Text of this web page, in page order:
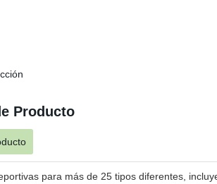
Producto
para más de 25 tipos diferentes,